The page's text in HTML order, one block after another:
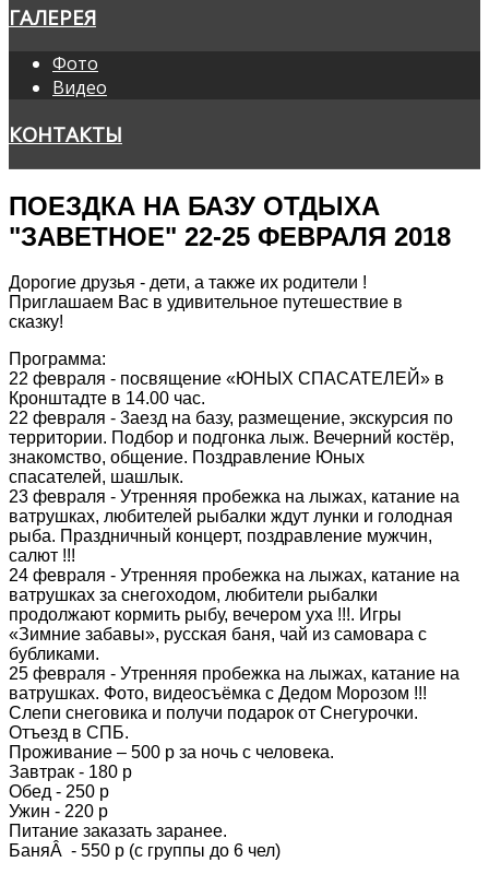
ГАЛЕРЕЯ
Фото
Видео
КОНТАКТЫ
ПОЕЗДКА НА БАЗУ ОТДЫХА
"ЗАВЕТНОЕ" 22-25 ФЕВРАЛЯ 2018
Дорогие друзья - дети, а также их родители !
Приглашаем Вас в удивительное путешествие в
сказку!
Программа:
22 февраля - посвящение «ЮНЫХ СПАСАТЕЛЕЙ» в
Кронштадте в 14.00 час.
22 февраля - 3аезд на базу, размещение, экскурсия по
территории. Подбор и подгонка лыж. Вечерний костёр,
знакомство, общение. Поздравление Юных
спасателей, шашлык.
23 февраля - Утренняя пробежка на лыжах, катание на
ватрушках, любителей рыбалки ждут лунки и голодная
рыба. Праздничный концерт, поздравление мужчин,
салют !!!
24 февраля - Утренняя пробежка на лыжах, катание на
ватрушках за снегоходом, любители рыбалки
продолжают кормить рыбу, вечером уха !!!. Игры
«Зимние забавы», русская баня, чай из самовара с
бубликами.
25 февраля - Утренняя пробежка на лыжах, катание на
ватрушках. Фото, видеосъёмка с Дедом Морозом !!!
Слепи снеговика и получи подарок от Снегурочки.
Отъезд в СПБ.
Проживание – 500 р за ночь с человека.
Завтрак - 180 р
Обед - 250 р
Ужин - 220 р
Питание заказать заранее.
БаняÂ - 550 р (с группы до 6 чел)